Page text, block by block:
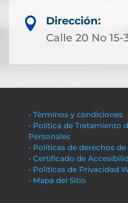

Dirección:
Calle 20 No 15-
• Términos y condiciones
• Política de Tratamiento
Personales
• Políticas de derechos
• Certificado de
• Políticas de Privacidad
• Mapa del Sitio